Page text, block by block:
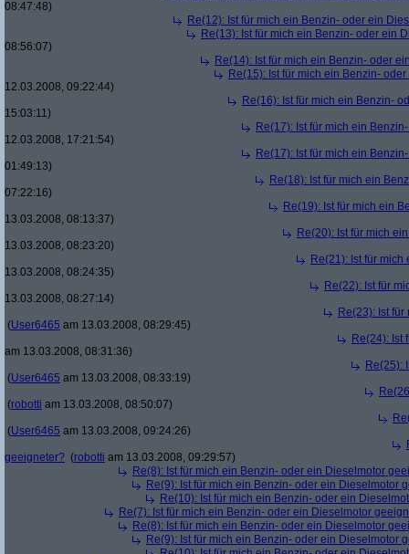
08:47:48)
Re(12): Ist für mich ein Benzin- oder ein
Re(13): Ist für mich ein Benzin- oder ein
08:56:07)
Re(14): Ist für mich ein Benzin- oder
Re(15): Ist für mich ein Benzin-
12.03.2008, 09:22:44)
Re(16): Ist für mich ein Benzin-
15:03:11)
Re(17): Ist für mich ein
12.03.2008, 17:21:54)
Re(17): Ist für mich ein
01:49:13)
Re(18): Ist für mich ein
07:22:16)
Re(19): Ist für mich ein
13.03.2008, 08:13:37)
Re(20): Ist für mich
13.03.2008, 08:23:20)
Re(21): Ist für
13.03.2008, 08:24:35)
Re(22): Ist für
13.03.2008, 08:27:14)
Re(23): Ist
(User6465 am 13.03.2008, 08:29:45)
Re(24): Ist
am 13.03.2008, 08:31:36)
Re(25):
(User6465 am 13.03.2008, 08:33:19)
(robotti am 13.03.2008, 08:50:07)
(User6465 am 13.03.2008, 09:24:26)
geeigneter? (robotti am 13.03.2008, 09:29:57)
Re(8): Ist für mich ein Benzin- oder ein Dieselmotor
Re(9): Ist für mich ein Benzin- oder ein Dieselmotor
Re(10): Ist für mich ein Benzin- oder ein
Re(7): Ist für mich ein Benzin- oder ein Dieselmotor
Re(8): Ist für mich ein Benzin- oder ein Dieselmotor
Re(9): Ist für mich ein Benzin- oder ein Dieselmotor